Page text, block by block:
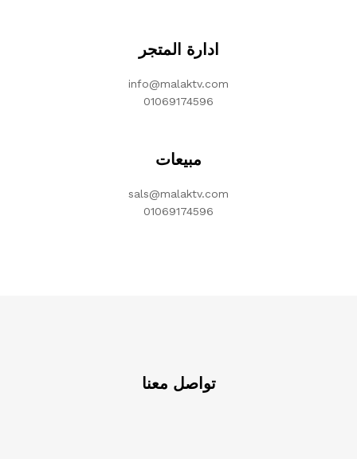
ادارة المتجر
info@malaktv.com
01069174596
مبيعات
sals@malaktv.com
01069174596
تواصل معنا